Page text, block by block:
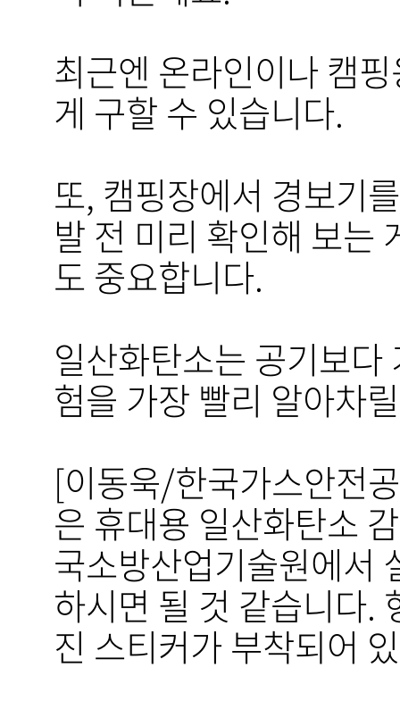
최근엔 온라인이나 캠
게 구할 수 있습니다.
또, 캠핑장에서 경보기
발 전 미리 확인해 보는
도 중요합니다.
일산화탄소는 공기보
험을 가장 빨리 알아차
[이동욱/한국가스안전
은 휴대용 일산화탄소
국소방산업기술원에서
하시면 될 것 같습니다.
진 스티커가 부착되어